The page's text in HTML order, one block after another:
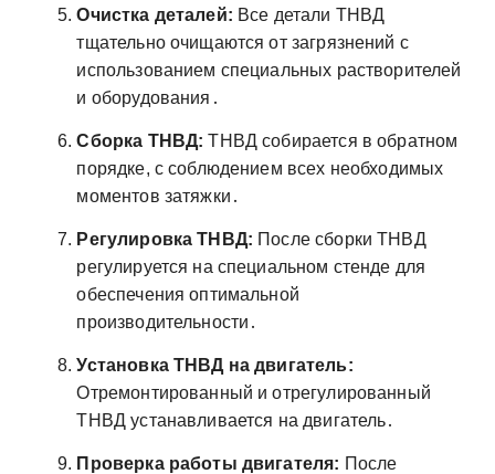
Очистка деталей: Все детали ТНВД
тщательно очищаются от загрязнений с
использованием специальных растворителей
и оборудования․
Сборка ТНВД: ТНВД собирается в обратном
порядке, с соблюдением всех необходимых
моментов затяжки․
Регулировка ТНВД: После сборки ТНВД
регулируется на специальном стенде для
обеспечения оптимальной
производительности․
Установка ТНВД на двигатель:
Отремонтированный и отрегулированный
ТНВД устанавливается на двигатель․
Проверка работы двигателя: После